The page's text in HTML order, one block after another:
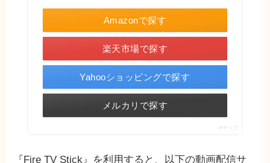
Amazonで探す
楽天市場で探す
Yahooショッピングで探す
メルカリで探す
ポチップ
『Fire TV Stick』を利用すると、以下の動画配信サ